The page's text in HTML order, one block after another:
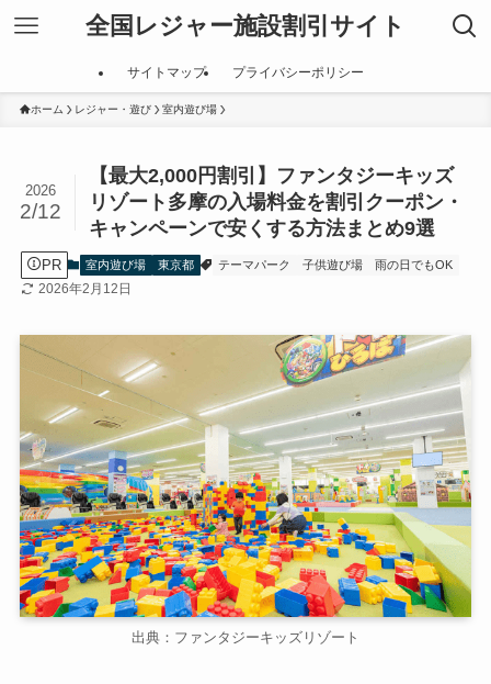
全国レジャー施設割引サイト
サイトマップ プライバシーポリシー
ホーム レジャー・遊び 室内遊び場
【最大2,000円割引】ファンタジーキッズ
リゾート多摩の入場料金を割引クーポン・
キャンペーンで安くする方法まとめ9選
2026
2/12
PR 室内遊び場 東京都 テーマパーク 子供遊び場 雨の日でもOK
2026年2月12日
出典：ファンタジーキッズリゾート